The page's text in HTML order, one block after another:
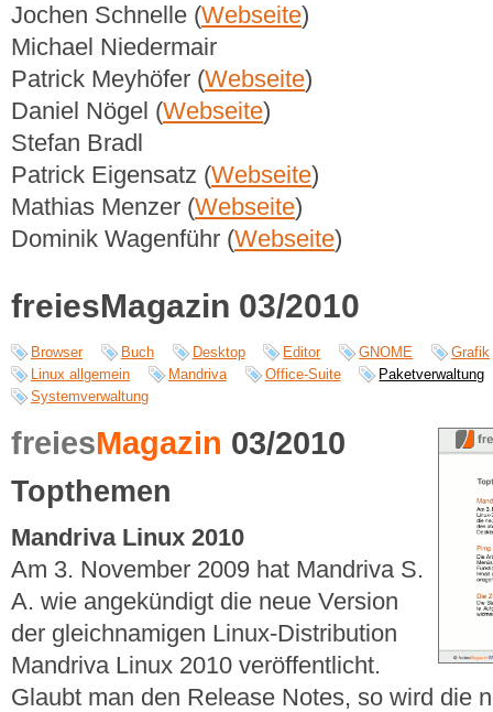
Jochen Schnelle (Webseite)
Michael Niedermair
Patrick Meyhöfer (Webseite)
Daniel Nögel (Webseite)
Stefan Bradl
Patrick Eigensatz (Webseite)
Mathias Menzer (Webseite)
Dominik Wagenführ (Webseite)
freiesMagazin 03/2010
Browser Buch Desktop Editor GNOME
Grafik
Linux allgemein
Mandriva Office-Suite
Paketverwaltung
Systemverwaltung
freiesMagazin 03/2010
Topthemen
Mandriva Linux 2010
Am 3. November 2009 hat Mandriva S.
A. wie angekündigt die neue Version
der gleichnamigen Linux-Distribution
Mandriva Linux 2010 veröffentlicht.
Glaubt man den Release Notes, so wird die